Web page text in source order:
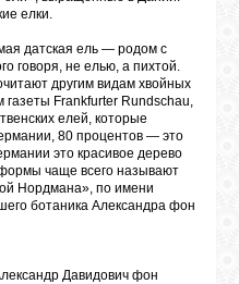
елки.
датская ель — родом с
говоря, не елью, а пихтой.
другим видам хвойных
Frankfurter Rundschau,
елей, которые
80 процентов — это
это красивое дерево
чаще всего называют
Нордмана», по имени
ботаника Александра фон
Давидович фон